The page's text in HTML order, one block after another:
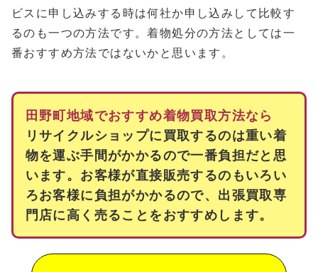
ビスに申し込みする時は何社か申し込みして比較す
るのも一つの方法です。着物処分の方法としては一
番おすすめ方法ではないかと思います。
田野町地域でおすすめ着物買取方法なら
リサイクルショップに買取するのは重い着
物を運ぶ手間がかかるので一番負担だと思
います。お客様が直接販売するのもいろい
ろお客様に負担がかかるので、出張買取専
門店に高く売ることをおすすめします。